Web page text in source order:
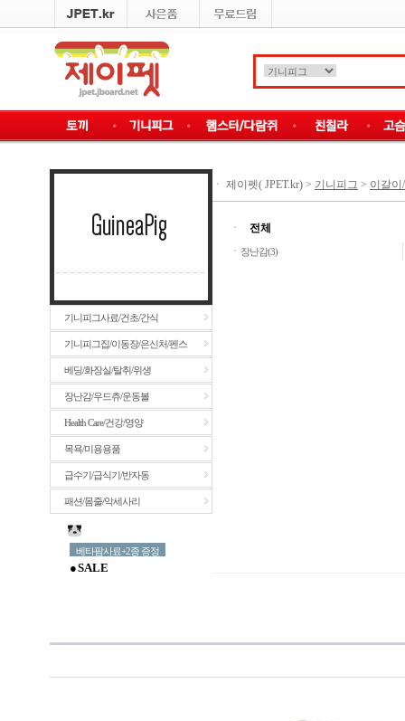
기니피그사료/건초/간식
기니피그집/이동장/은신처/펜스
베딩/화장실/탈취/위생
장난감/우드츄/운동볼
Health Care/건강/영양
목욕/미용용품
급수기/급식기/반자동
패션/몸줄/악세사리
베타팜사료+2종 증정
● S A L E
ㆍ 제이펫( JPET.kr) > 기니피그 > 이갈이
ㆍ
전체
ㆍ 장난감(3)